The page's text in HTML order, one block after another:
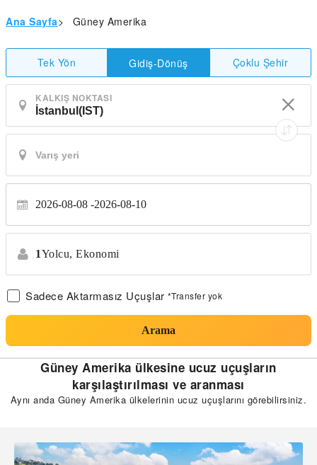
Ana Sayfa> Güney Amerika
Tek Yön Gidiş-Dönüş Çoklu Şehir
KALKIŞ NOKTASI
2026-08-08 2026-08-10
1Yolcu, Ekonomi
Sadece Aktarmasız Uçuşlar *Transfer yok
Arama
Güney Amerika ülkesine ucuz uçuşların
karşılaştırılması ve aranması
Aynı anda Güney Amerika ülkelerinin ucuz uçuşlarını görebilirsiniz.